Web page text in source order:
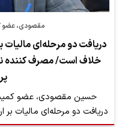
مقصودی، عضو
دریافت دو مرحله‌ای مالیات
خلاف است/ مصرف کننده
حسین مقصودی، عضو
دریافت دو مرحله‌ای مالیات بر